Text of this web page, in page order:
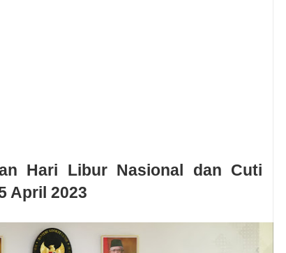
Hari Libur Nasional dan Cuti
April 2023